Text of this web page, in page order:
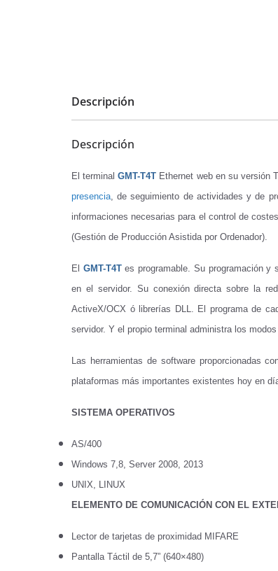
n
z
p
a
a
e
l
R
g
i
s
r
o
d
e
o
r
Descripción
Descripción
El terminalGMT-T4T Ethernet web en su versión
presencia, de seguimiento de actividades y de
informaciones necesarias para el control de
(Gestión de Producción Asistida por Ordenador).
El GMT-T4T es programable. Su programación y
en el servidor. Su conexión directa sobre la
ActiveX/OCX ó librerías DLL. El programa de
servidor. Y el propio terminal administra los
Las herramientas de software proporcionadas
plataformas más importantes existentes hoy en
SISTEMA OPERATIVOS
AS/400
Windows 7,8, Server 2008, 2013
UNIX, LINUX
ELEMENTO DE COMUNICACIÓN CON EL
Lector de tarjetas de proximidad MIFARE
Pantalla Táctil de 5,7” (640×480)